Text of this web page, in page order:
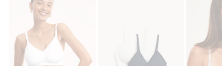
Stanik do karmienia 2-pak, Dodaj do listy
Stanik do